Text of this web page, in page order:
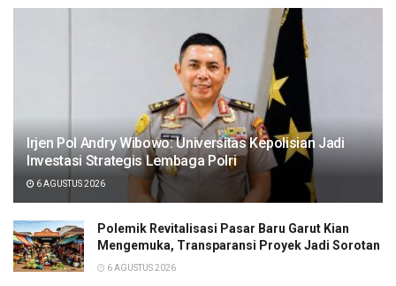
Irjen Pol Andry Wibowo: Universitas Kepolisian Jadi
Investasi Strategis Lembaga Polri
6 AGUSTUS 2026
Polemik Revitalisasi Pasar Baru Garut Kian
Mengemuka, Transparansi Proyek Jadi Sorotan
6 AGUSTUS 2026